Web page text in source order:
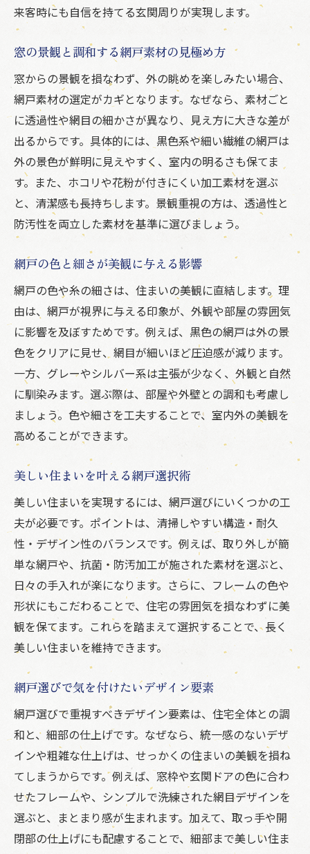
網戸のお手入れで住まいの第一印象アップ
汚れやすい玄関網戸の簡単清掃ポイント
網戸の色やデザインが与える外観への影響
住宅の外観を引き立てる網戸の色選び
網戸デザインが住まいの印象を変える理由
黒色網戸がもたらす景観へのメリット
細線網戸で外観が洗練されるポイント
デザイン性重視の網戸活用アイデア
色とデザインで差がつく玄関網戸の選び方
景観と機能性を両立する網戸活用のコツ
美観と快適性を高める網戸使いの工夫
網戸の設置で景観と防虫性を両立する方法
景観を損なわない機能的な網戸の選択法
住まいの美しさを守る網戸活用アイデア
機能性を損なわない美観重視の網戸選び
玄関網戸の景観配慮と使いやすさの両立
長く美しさを保つための網戸メンテナンス法
劣化を防ぐ網戸メンテナンスの基本
網戸の美観を守るための定期点検ポイント
長持ちさせるための網戸ケア習慣とは
網戸の破れやすい部分を徹底チェック
交換タイミングを見極める網戸管理法
簡単メンテナンスで美観キープを実現
快適で美しい住まいを支える網戸の工夫
住まいの美観を高める網戸設置テクニック
換気と美観を両立する網戸の工夫点
網戸で快適な生活空間づくりを実現
家族みんなが喜ぶ美観維持の網戸活用術
網戸の工夫で外からの印象もアップ
快適な住まいを叶える網戸選びのヒント
来客時にも自信を持てる玄関周りが実現します。
窓の景観と調和する網戸素材の見極め方
窓からの景観を損なわず、外の眺めを楽しみたい場合、
網戸素材の選定がカギとなります。なぜなら、素材ごと
に透過性や網目の細かさが異なり、見え方に大きな差が
出るからです。具体的には、黒色系や細い繊維の網戸は
外の景色が鮮明に見えやすく、室内の明るさも保てま
す。また、ホコリや花粉が付きにくい加工素材を選ぶ
と、清潔感も長持ちします。景観重視の方は、透過性と
防汚性を両立した素材を基準に選びましょう。
網戸の色と細さが美観に与える影響
網戸の色や糸の細さは、住まいの美観に直結します。理
由は、網戸が視界に与える印象が、外観や部屋の雰囲気
に影響を及ぼすためです。例えば、黒色の網戸は外の景
色をクリアに見せ、網目が細いほど圧迫感が減ります。
一方、グレーやシルバー系は主張が少なく、外観と自然
に馴染みます。選ぶ際は、部屋や外壁との調和も考慮し
ましょう。色や細さを工夫することで、室内外の美観を
高めることができます。
美しい住まいを叶える網戸選択術
美しい住まいを実現するには、網戸選びにいくつかの工
夫が必要です。ポイントは、清掃しやすい構造・耐久
性・デザイン性のバランスです。例えば、取り外しが簡
単な網戸や、抗菌・防汚加工が施された素材を選ぶと、
日々の手入れが楽になります。さらに、フレームの色や
形状にもこだわることで、住宅の雰囲気を損なわずに美
観を保てます。これらを踏まえて選択することで、長く
美しい住まいを維持できます。
網戸選びで気を付けたいデザイン要素
網戸選びで重視すべきデザイン要素は、住宅全体との調
和と、細部の仕上げです。なぜなら、統一感のないデザ
インや粗雑な仕上げは、せっかくの住まいの美観を損ね
てしまうからです。例えば、窓枠や玄関ドアの色に合わ
せたフレームや、シンプルで洗練された網目デザインを
選ぶと、まとまり感が生まれます。加えて、取っ手や開
閉部の仕上げにも配慮することで、細部まで美しい住ま